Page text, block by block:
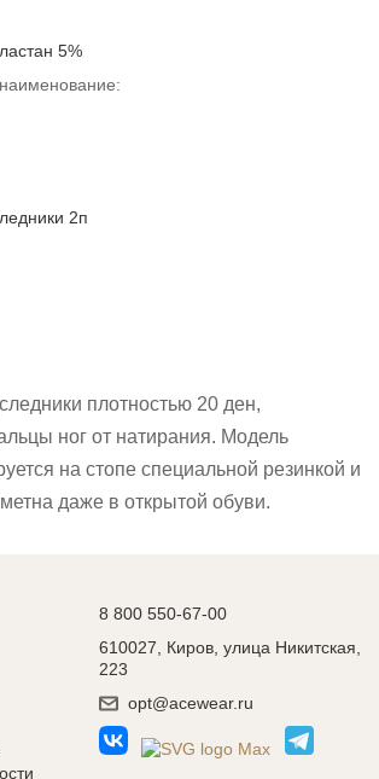
5%
2п
плотностью 20 ден,
ног от натирания. Модель
на стопе специальной резинкой и
даже в открытой обуви.
8 800 550-67-00
610027, Киров, улица Никитская,
223
opt@acewear.ru